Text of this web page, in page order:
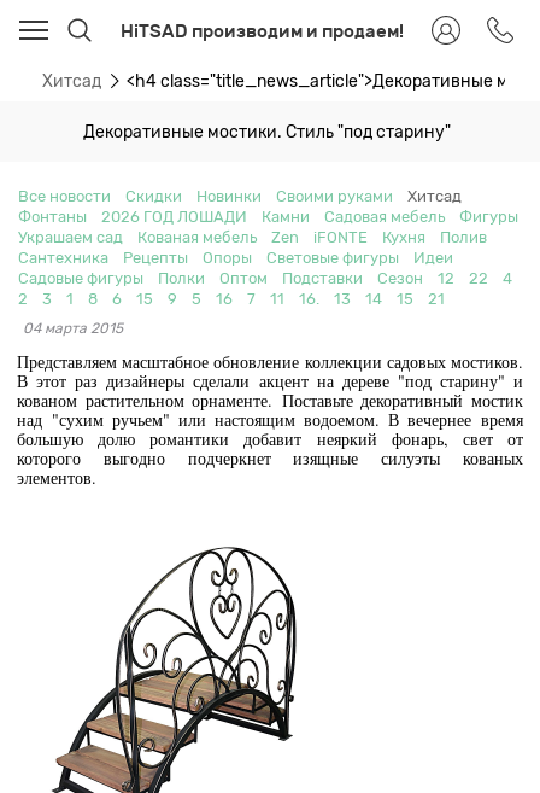
HiTSAD производим и продаем!
Хитсад <h4 class="title_news_article">Декоративные
Декоративные мостики. Стиль "под старину"
Все новости Скидки Новинки Своими руками
Хитсад
Фонтаны
2026 ГОД ЛОШАДИ Камни Садовая мебель
Фигуры
Украшаем сад
Кованая мебель Zen iFONTE Кухня
Полив
Сантехника
Рецепты Опоры Световые фигуры
Идеи
Садовые фигуры
Полки Оптом Подставки Сезон 12 22
4
2
3 1 8 6 15 9 5 16 7 11 16. 13 14 15 21
04 марта 2015
Представляем масштабное обновление коллекции садовых мостиков.
В этот раз дизайнеры сделали акцент на дереве "под старину" и
кованом растительном орнаменте. Поставьте декоративный мостик
над "сухим ручьем" или настоящим водоемом. В вечернее время
большую долю романтики добавит неяркий фонарь, свет от
которого выгодно подчеркнет изящные силуэты кованых
элементов.